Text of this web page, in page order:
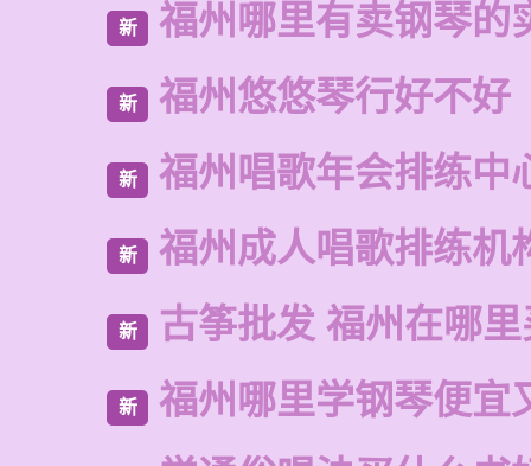
新 福州哪里有卖钢琴的
新 福州悠悠琴行好不好
新 福州唱歌年会排练中
新 福州成人唱歌排练机
新 古筝批发 福州在哪
新 福州哪里学钢琴便宜